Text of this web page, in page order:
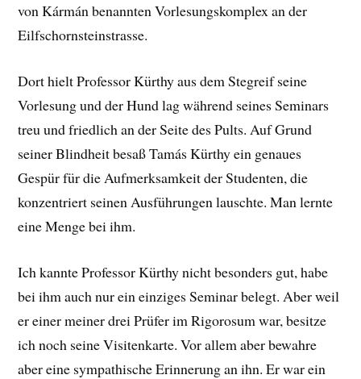
von Kármán benannten Vorlesungskomplex an der
Eilfschornsteinstrasse.
Dort hielt Professor Kürthy aus dem Stegreif seine
Vorlesung und der Hund lag während seines Seminars
treu und friedlich an der Seite des Pults. Auf Grund
seiner Blindheit besaß Tamás Kürthy ein genaues
Gespür für die Aufmerksamkeit der Studenten, die
konzentriert seinen Ausführungen lauschte. Man lernte
eine Menge bei ihm.
Ich kannte Professor Kürthy nicht besonders gut, habe
bei ihm auch nur ein einziges Seminar belegt. Aber weil
er einer meiner drei Prüfer im Rigorosum war, besitze
ich noch seine Visitenkarte. Vor allem aber bewahre
aber eine sympathische Erinnerung an ihn. Er war ein